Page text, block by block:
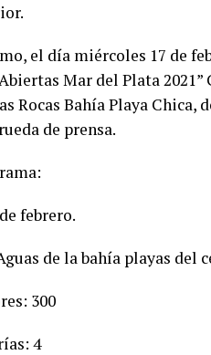
el día miércoles 17 de
Mar del Plata
Rocas Bahía Playa Chica,
de prensa.
febrero.
de la bahía playas del
300
4